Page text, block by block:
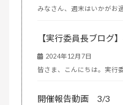
みなさん、週末はいかがお
【実行委員長ブログ
2024年12月7日
皆さま、こんにちは。実行
開催報告動画 3/3